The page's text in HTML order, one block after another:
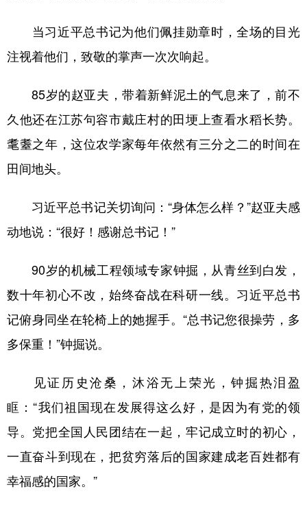
当习近平总书记为他们佩挂勋章时，全场的目光
注视着他们，致敬的掌声一次次响起。
85岁的赵亚夫，带着新鲜泥土的气息来了，前不
久他还在江苏句容市戴庄村的田埂上查看水稻长势。
耄耋之年，这位农学家每年依然有三分之二的时间在
田间地头。
习近平总书记关切询问：“身体怎么样？”赵亚夫感
动地说：“很好！感谢总书记！”
90岁的机械工程领域专家钟掘，从青丝到白发，
数十年初心不改，始终奋战在科研一线。习近平总书
记俯身同坐在轮椅上的她握手。“总书记您很操劳，多
多保重！”钟掘说。
见证历史沧桑，沐浴无上荣光，钟掘热泪盈
眶：“我们祖国现在发展得这么好，是因为有党的领
导。党把全国人民团结在一起，牢记成立时的初心，
一直奋斗到现在，把贫穷落后的国家建成老百姓都有
幸福感的国家。”